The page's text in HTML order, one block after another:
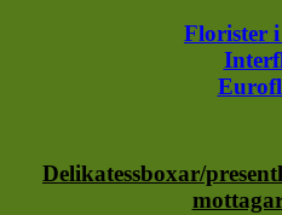
Florister i
Delikatessboxar/